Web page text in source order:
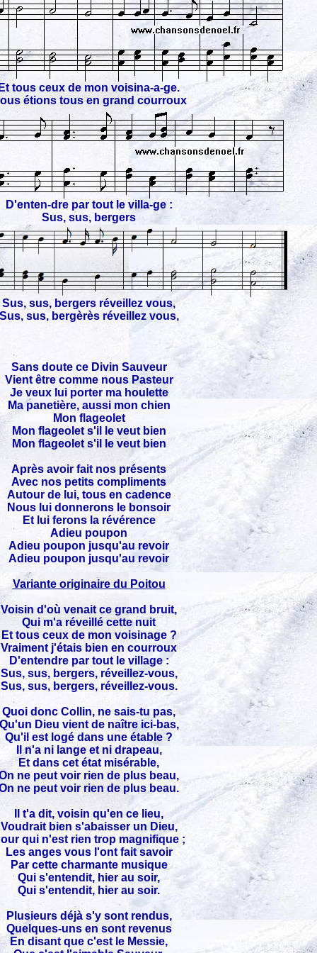
tous ceux de mon voisina-a-ge.
étions tous en grand courroux
D'enten-dre par tout le villa-ge :
Sus, sus, bergers
Sus, sus, bergers réveillez vous,
sus, bergèrès réveillez vous,
Sans doute ce Divin Sauveur
Vient être comme nous Pasteur
Je veux lui porter ma houlette
Ma panetière, aussi mon chien
Mon flageolet
Mon flageolet s'il le veut bien
Mon flageolet s'il le veut bien
Après avoir fait nos présents
Avec nos petits compliments
Autour de lui, tous en cadence
Nous lui donnerons le bonsoir
Et lui ferons la révérence
Adieu poupon
Adieu poupon jusqu'au revoir
Adieu poupon jusqu'au revoir
Variante originaire du Poitou
Voisin d'où venait ce grand bruit,
Qui m'a réveillé cette nuit
Et tous ceux de mon voisinage ?
Vraiment j'étais bien en courroux
D'entendre par tout le village :
Sus, sus, bergers, réveillez-vous,
Sus, sus, bergers, réveillez-vous.
Quoi donc Collin, ne sais-tu pas,
Dieu vient de naître ici-bas,
Qu'il est logé dans une étable ?
Il n'a ni lange et ni drapeau,
Et dans cet état misérable,
ne peut voir rien de plus beau,
ne peut voir rien de plus beau.
Il t'a dit, voisin qu'en ce lieu,
Voudrait bien s'abaisser un Dieu,
qui n'est rien trop magnifique ;
Les anges vous l'ont fait savoir
Par cette charmante musique
Qui s'entendit, hier au soir,
Qui s'entendit, hier au soir.
Plusieurs déjà s'y sont rendus,
Quelques-uns en sont revenus
En disant que c'est le Messie,